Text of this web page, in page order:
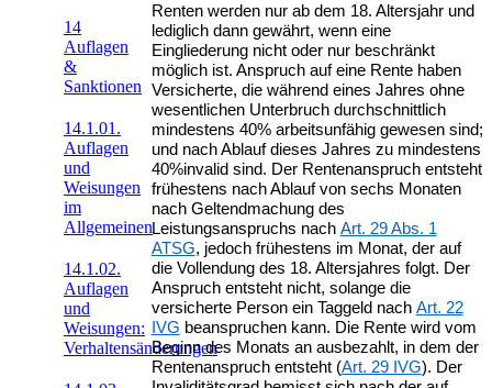
14
Auflagen
&
Sanktionen
14.1.01.
Auflagen
und
Weisungen
im
Allgemeinen
14.1.02.
Auflagen
und
Weisungen:
Verhaltensänderungen
Renten werden nur ab dem 18. Altersjahr und
lediglich dann gewährt, wenn eine
Eingliederung nicht oder nur beschränkt
möglich ist. Anspruch auf eine Rente haben
Versicherte, die während eines Jahres ohne
wesentlichen Unterbruch durchschnittlich
mindestens 40% arbeitsunfähig gewesen sind;
und nach Ablauf dieses Jahres zu mindestens
40%invalid sind. Der Rentenanspruch entsteht
frühestens nach Ablauf von sechs Monaten
nach Geltendmachung des
Leistungsanspruchs nach Art. 29 Abs. 1
ATSG, jedoch frühestens im Monat, der auf
die Vollendung des 18. Altersjahres folgt. Der
Anspruch entsteht nicht, solange die
versicherte Person ein Taggeld nach Art. 22
IVG beanspruchen kann. Die Rente wird vom
Beginn des Monats an ausbezahlt, in dem der
Rentenanspruch entsteht (Art. 29 IVG). Der